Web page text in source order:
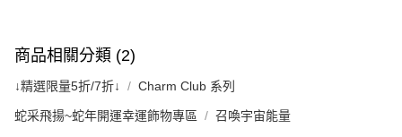
商品相關分類 (2)
↓精選限量5折/7折↓ Charm Club 系列
蛇采飛揚~蛇年開運幸運飾物專區 召喚宇宙能量